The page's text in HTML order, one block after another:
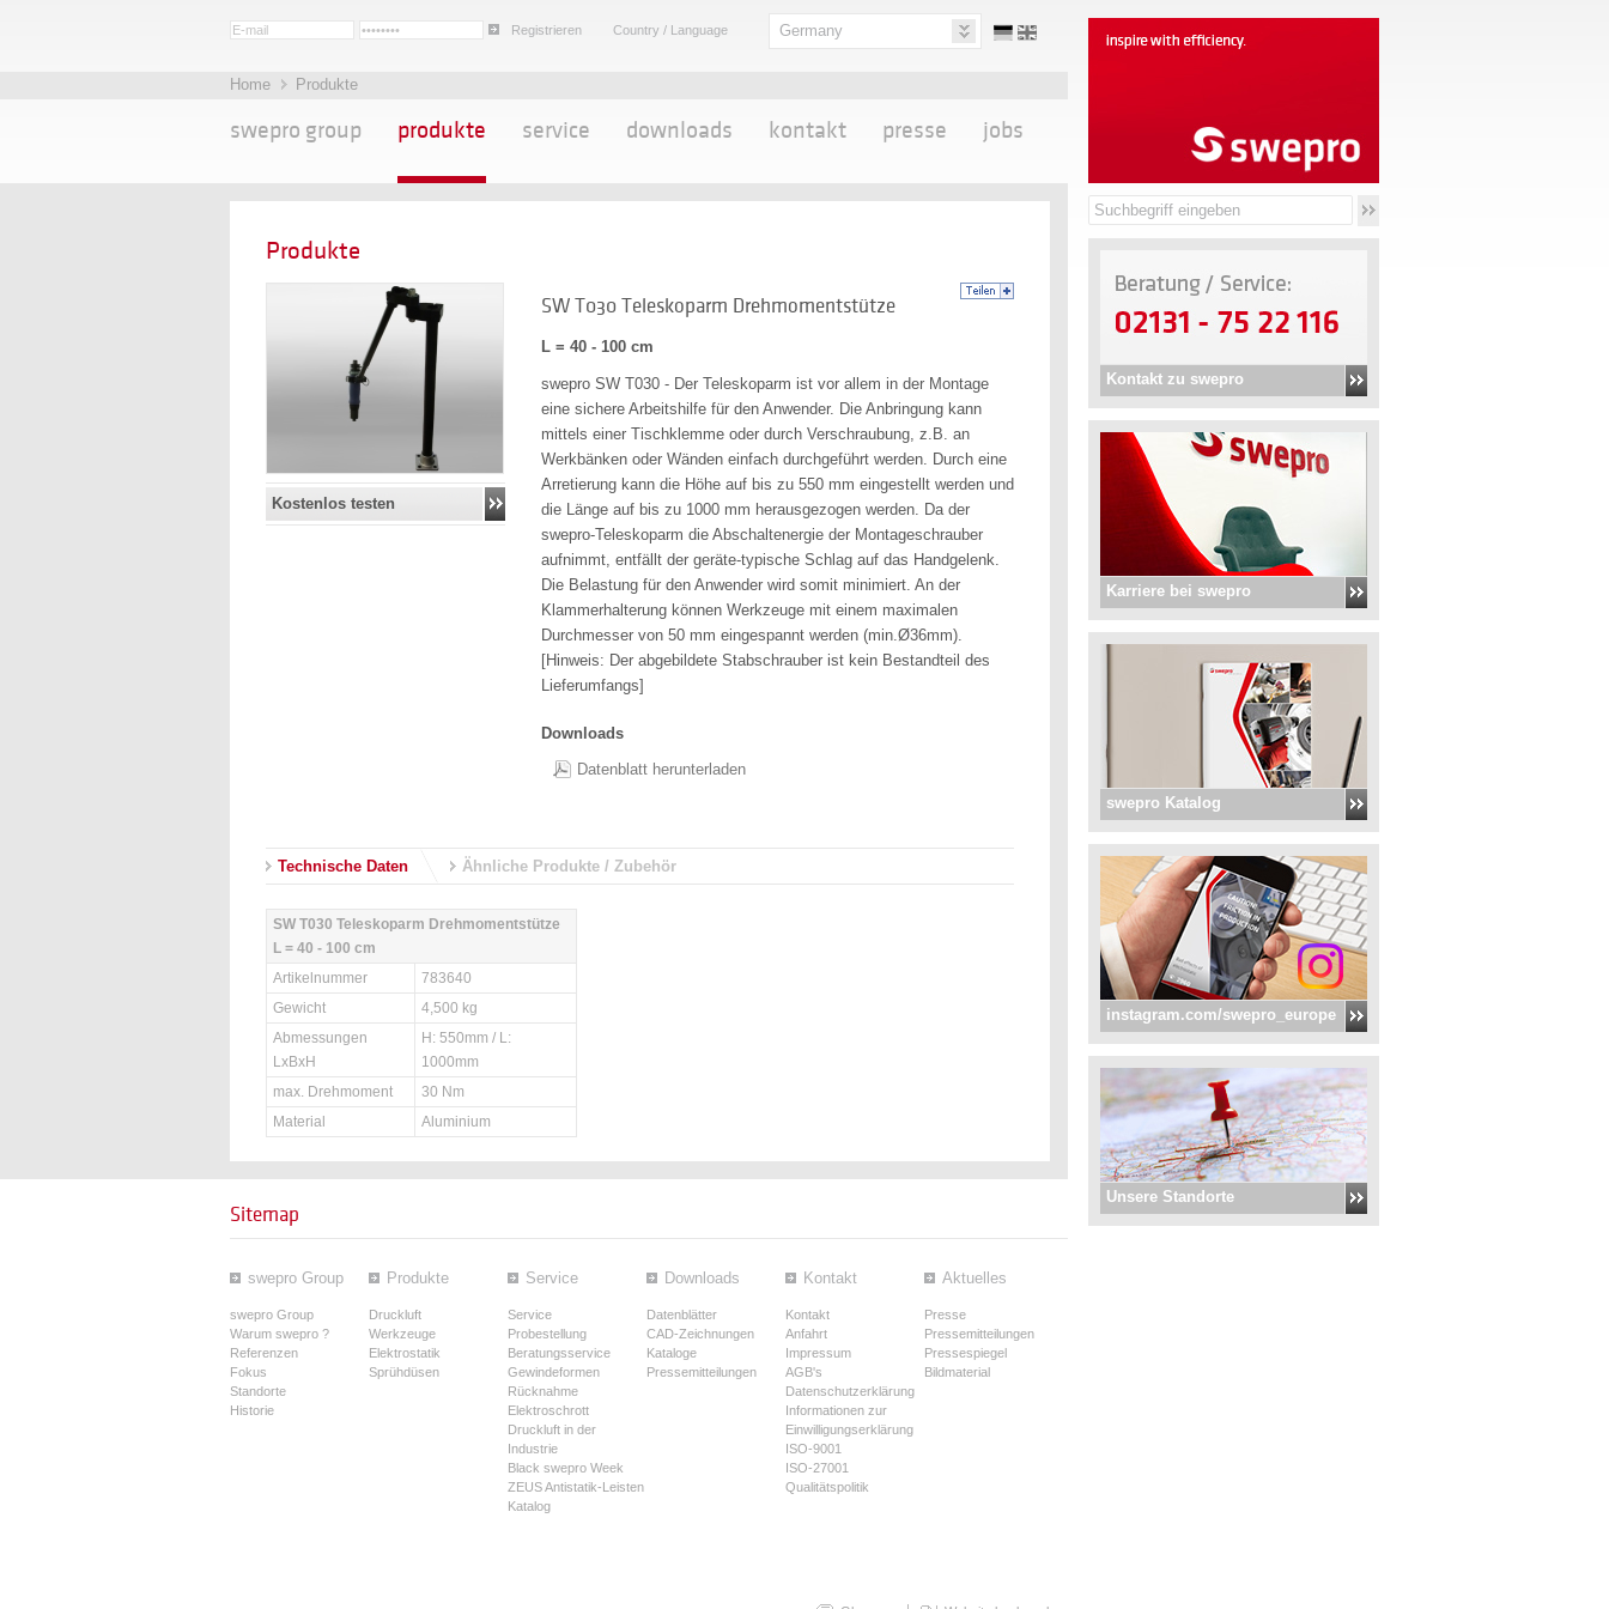
Registrieren Country / Language Germany
Kontakt zu swepro
Karriere bei swepro
swepro Katalog
instagram.com/swepro_europe
Unsere Standorte
Home Produkte
swepro group produkte service downloads kontakt presse jobs
Produkte
Kostenlos testen
SW T030 Teleskoparm Drehmomentstütze
L = 40 - 100 cm
swepro SW T030 - Der Teleskoparm ist vor allem in der Montage
eine sichere Arbeitshilfe für den Anwender. Die Anbringung kann
mittels einer Tischklemme oder durch Verschraubung, z.B. an
Werkbänken oder Wänden einfach durchgeführt werden. Durch eine
Arretierung kann die Höhe auf bis zu 550 mm eingestellt werden und
die Länge auf bis zu 1000 mm herausgezogen werden. Da der
swepro-Teleskoparm die Abschaltenergie der Montageschrauber
aufnimmt, entfällt der geräte-typische Schlag auf das Handgelenk.
Die Belastung für den Anwender wird somit minimiert. An der
Klammerhalterung können Werkzeuge mit einem maximalen
Durchmesser von 50 mm eingespannt werden (min.Ø36mm).
[Hinweis: Der abgebildete Stabschrauber ist kein Bestandteil des
Lieferumfangs]
Downloads
Datenblatt herunterladen
Technische Daten Ähnliche Produkte / Zubehör
SW T030 Teleskoparm Drehmomentstütze
L = 40 - 100 cm
Artikelnummer
783640
Gewicht
4,500 kg
Abmessungen
LxBxH
H: 550mm / L:
1000mm
max. Drehmoment
30 Nm
Material
Aluminium
Sitemap
swepro Group
swepro Group
Warum swepro ?
Referenzen
Fokus
Standorte
Historie
Produkte
Druckluft
Werkzeuge
Elektrostatik
Sprühdüsen
Service
Service
Probestellung
Beratungsservice
Gewindeformen
Rücknahme
Elektroschrott
Druckluft in der
Industrie
Black swepro Week
ZEUS Antistatik-Leisten
Katalog
Downloads
Datenblätter
CAD-Zeichnungen
Kataloge
Pressemitteilungen
Kontakt
Kontakt
Anfahrt
Impressum
AGB's
Datenschutzerklärung
Informationen zur
Einwilligungserklärung
ISO-9001
ISO-27001
Qualitätspolitik
Aktuelles
Presse
Pressemitteilungen
Pressespiegel
Bildmaterial